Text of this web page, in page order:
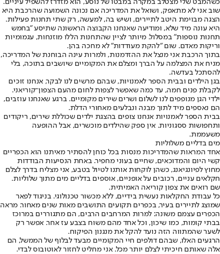
כשהמבט שלי מצטלב במקרה במבטו של נוסע, הוא מזדרז להשפיל עיניים.
שוב אני לא מתאפק, ושואל את המדריכה אם נכונה השמועה שהרכבת היא
הצגה מבוימת היטב לתיירים, ושיש בה, למעשה, רק שתי תחנות פעילות.
היא עונה מיד שלא, ומודיעה שאנחנו הקבוצה הראשונה שתיסע "בחמש
תחנות נוספות" במסלול. מיותר לציין שהתחנות הללו מוזנחות, עגמומיות
וריקות מאדם. שום "להקת מעודדות" לא מחכה בהן.
בתוך הרכבת אני מנצל את ההזדמנות, ולמרות עינה הבוחנת של המדריכה,
מניח את המצלמה על הברך ומצלם את המקומיים שיושבים בתוכה, בלי
להסתכל בעדשה.
בגן הילדים ובבית הספר לאמנויות, שבהם מרשים לנו לבקר, אנחנו זוכים
לקבלת פנים חמה, עד כמה שאפשר לצפות לחום מהעם הצפון־קוריאני.
ילדי הגן מנופפים לנו לשלום ושרים שירים מקומיים. ברגע שאנחנו עוזבים,
הם נאספים מיד לתוך מבנה ונבלעים מאחורי הדלת.
בבית הספר לאמנויות אנחנו צופים בהצגת ילדים שכוללת שירים, ריקודים
ותחפושות ססגוניות. אין ספק שהילדים מוכשרים, אבל ההופעה
משעממת.
מים בדליים משלוליות
אחד המראות שהמדריכות מנסות בכל כוחן להסתיר מאיתנו הוא הכפריים
קשי היום והמדוכאים, שחיים בעוני מחפיר. באחת הנסיעות הבודדות
מחוץ לפיונגיאנג, כשהן לוקחות אותנו לטיול בטבע, אני מצליח בדרך לצלם
חקלאים עניים, רכובים על אופניים, אוספים בדליים מים מתוך שלוליות.
שם רואים את צפון קוריאה האמיתית.
כל עבודת החקלאות נעשית בידיים, ללא מכשור טכנולוגי. בניגוד לפאר
שמוצג לתיירים בעיר, בכפרים תקועים התושבים מאות שנים מאחור. מראה
הכפרים עצמם משונה: למרות המרחבים הרבים, הם מתגוררים במרוכז
בבתי קומות, כמו שיכון, וכל אחד מהם משוח בצבע עז אחר. אפשר רק
לשער שהמתווה הזה נועד להקל את מנגנון הפיקוח.
הרגעים האלו, שבהם דולפים חיי המקומיים מבעד לבלוף של הממשל, הם
אלה שאותם חיכיתי לצלם יותר מכל. אני מחליט לחזור לאוטובוס לבדי.